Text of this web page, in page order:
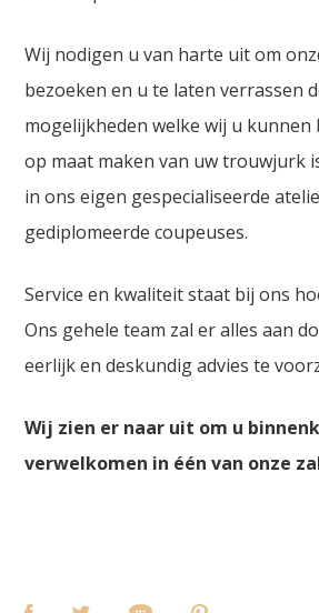
Wij nodigen u van harte uit om
bezoeken en u te laten verrassen
mogelijkheden welke wij u kunnen
op maat maken van uw trouwjurk
in ons eigen gespecialiseerde
gediplomeerde coupeuses.
Service en kwaliteit staat bij ons
Ons gehele team zal er alles aan
eerlijk en deskundig advies te
Wij zien er naar uit om u
verwelkomen in één van onze